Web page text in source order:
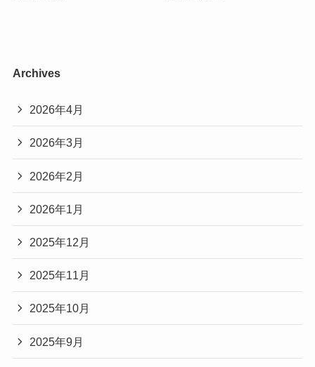
Archives
2026年4月
2026年3月
2026年2月
2026年1月
2025年12月
2025年11月
2025年10月
2025年9月